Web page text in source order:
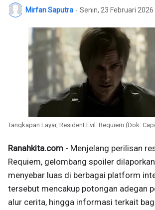
Mirfan Saputra - Senin, 23 Februari 2026
Tangkapan Layar, Resident Evil: Requiem (Dok.
Ranahkita.com - Menjelang perilisan
Requiem, gelombang spoiler
menyebar luas di berbagai platform
tersebut mencakup potongan adegan
alur cerita, hingga informasi terkait